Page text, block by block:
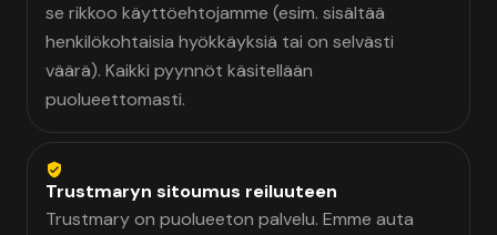
se rikkoo käyttöehtojamme (esim. sisältää
henkilökohtaisia hyökkäyksiä tai on selvästi
väärä). Kaikki pyynnöt käsitellään
puolueettomasti.
Trustmaryn sitoumus reiluuteen
Trustmary on puolueeton palvelu. Emme auta